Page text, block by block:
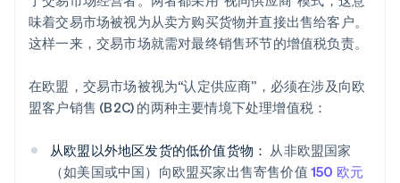
味着交易市场被视为从卖方购买货物并直接出售给客户。
这样一来，交易市场就需对最终销售环节的增值税负责。
在欧盟，交易市场被视为“认定供应商”，必须在涉及向欧
盟客户销售 (B2C) 的两种主要情境下处理增值税：
从欧盟以外地区发货的低价值货物： 从非欧盟国家
（如美国或中国）向欧盟买家出售寄售价值 150 欧元